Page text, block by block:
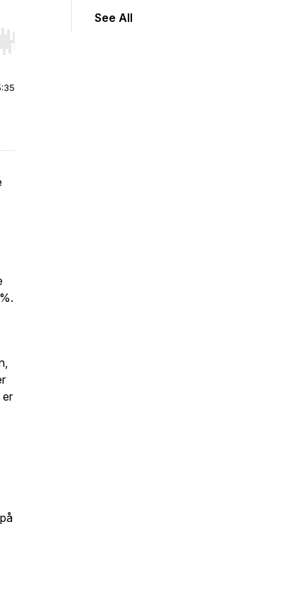
Hold shift to jump forward or backward.
er
See All